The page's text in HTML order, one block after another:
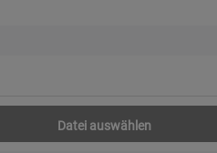
Datei auswählen